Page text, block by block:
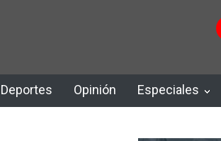
Deportes Opinión Especiales